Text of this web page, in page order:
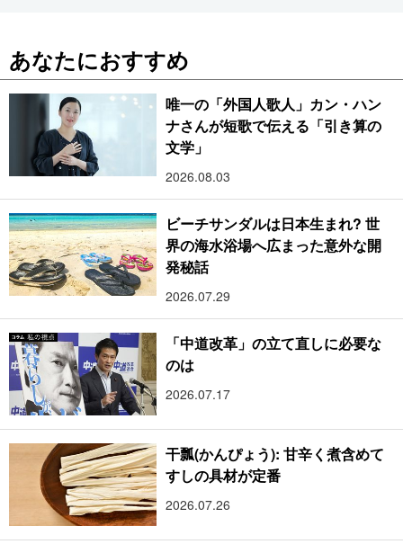
あなたにおすすめ
唯一の「外国人歌人」カン・ハン
ナさんが短歌で伝える「引き算の
文学」
2026.08.03
ビーチサンダルは日本生まれ? 世
界の海水浴場へ広まった意外な開
発秘話
2026.07.29
「中道改革」の立て直しに必要な
のは
2026.07.17
干瓢(かんぴょう): 甘辛く煮含めて
すしの具材が定番
2026.07.26